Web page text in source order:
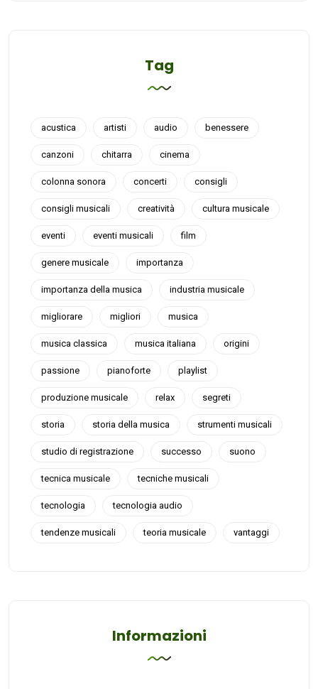
Tag
acustica artisti audio benessere
canzoni chitarra cinema
colonna sonora concerti consigli
consigli musicali creatività cultura musicale
eventi eventi musicali film
genere musicale importanza
importanza della musica industria musicale
migliorare migliori musica
musica classica musica italiana origini
passione pianoforte playlist
produzione musicale relax segreti
storia storia della musica strumenti musicali
studio di registrazione successo suono
tecnica musicale tecniche musicali
tecnologia tecnologia audio
tendenze musicali teoria musicale vantaggi
Informazioni